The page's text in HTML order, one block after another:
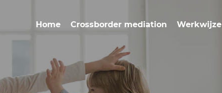
Home Crossborder mediation Werkwijze